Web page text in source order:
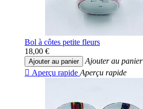
Bol à côtes petite fleurs
18,00 €
Ajouter au panier
Ajouter au panier
 Aperçu rapide Aperçu rapide